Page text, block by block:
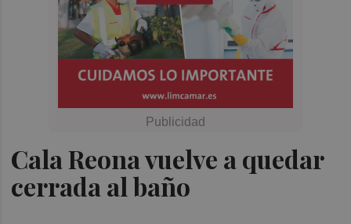
Cala Reona vuelve a quedar
cerrada al baño